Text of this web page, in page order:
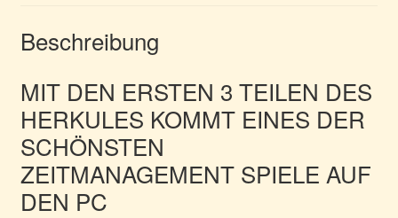
Beschreibung
MIT DEN ERSTEN 3 TEILEN DES
HERKULES KOMMT EINES DER
SCHÖNSTEN
ZEITMANAGEMENT SPIELE AUF
DEN PC